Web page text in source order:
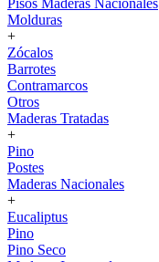
Pisos Maderas Nacionales
Molduras
+
Zócalos
Barrotes
Contramarcos
Otros
Maderas Tratadas
+
Pino
Postes
Maderas Nacionales
+
Eucaliptus
Pino
Pino Seco